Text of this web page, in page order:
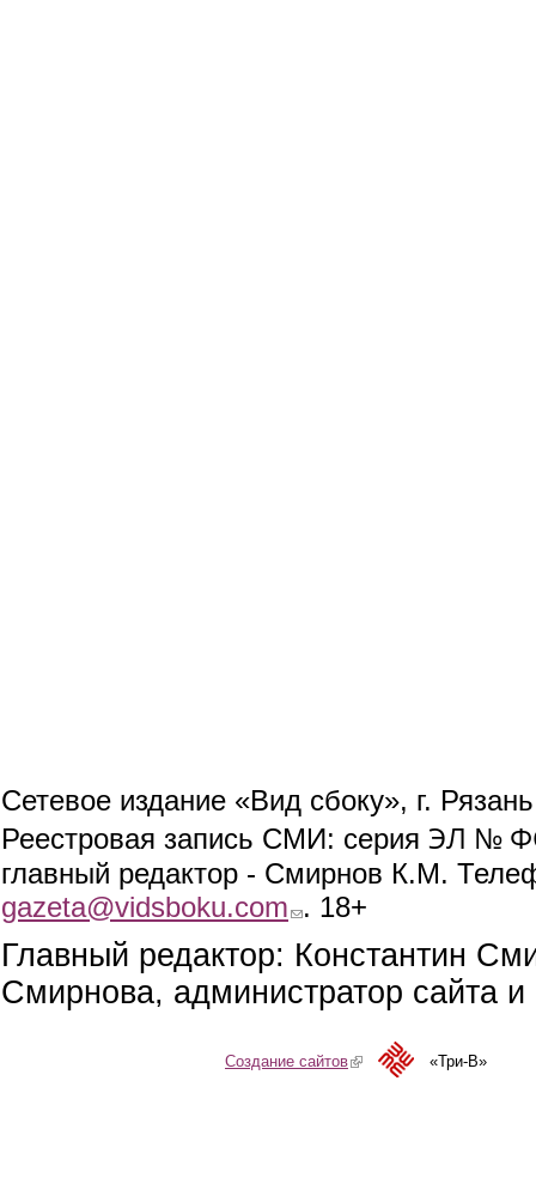
Сетевое издание «Вид сбоку», г.
Реестровая запись СМИ: серия ЭЛ №
главный редактор - Смирнов К.М.
gazeta@vidsboku.com (link sends e-mail)
. 18+
Главный редактор: Константин
Смирнова, администратор сайта
Создание сайтов(link is external)«Три-В»